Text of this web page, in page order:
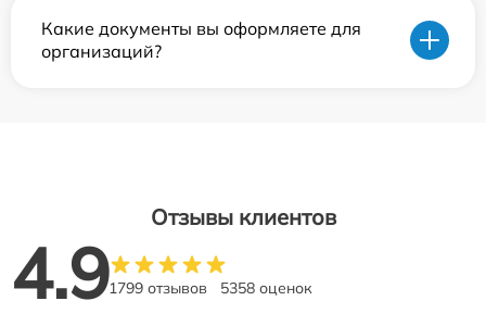
Какие документы вы оформляете для
организаций?
Отзывы клиентов
4.91799 отзывов 5358 оценок